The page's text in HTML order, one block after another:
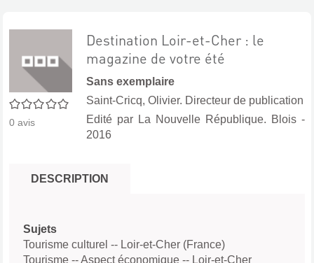
0/5
0 avis
Destination Loir-et-Cher : le
magazine de votre été
Sans exemplaire
Saint-Cricq, Olivier. Directeur de publication
Edité par La Nouvelle République. Blois -
2016
DESCRIPTION
Sujets
Tourisme culturel -- Loir-et-Cher (France)
Tourisme -- Aspect économique -- Loir-et-Cher